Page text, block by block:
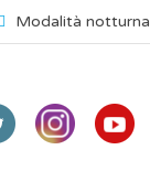
Modalità notturna